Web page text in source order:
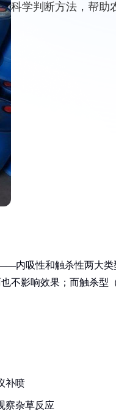
科学判断方法，帮助
内吸性和触杀性两大
不影响效果；而触杀型
补喷
察杂草反应